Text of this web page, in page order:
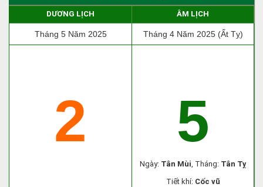
DƯƠNG LỊCH ÂM LỊCH
Tháng 5 Năm 2025 Tháng 4 Năm 2025 (Ất Tỵ)
2 5
Ngày: Tân Mùi, Tháng: Tân Tỵ
Tiết khí: Cốc vũ